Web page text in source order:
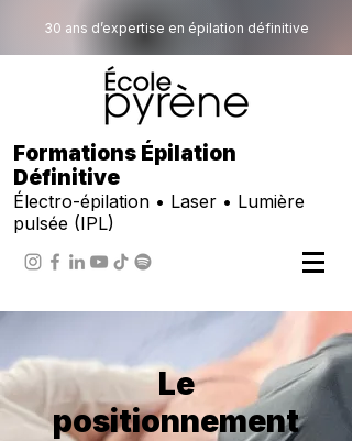
30 ans d’expertise en épilation définitive
Formations Épilation
Définitive
Électro-épilation • Laser • Lumière
pulsée (IPL)
Le
positionnement